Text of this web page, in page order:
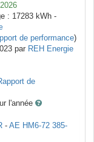
: 17283 kWh -
de performance)
par REH Energie
de
l'année
- AE HM6-72 385-